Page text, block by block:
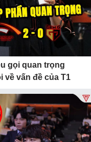
gọi quan trọng
về vấn đề của T1